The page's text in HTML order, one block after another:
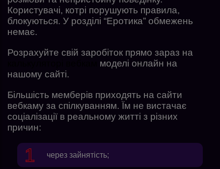
Користувачі, котрі порушують правила,
блокуються. У розділі “Еротика” обмежень
немає.
Розрахуйте свій заробіток прямо зараз на
моделі онлайн на
нашому сайті.
Більшість мемберів приходять на сайти
вебкаму за спілкуванням. Їм не вистачає
соціалізації в реальному житті з різних
причин:
через зайнятість;